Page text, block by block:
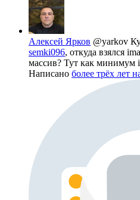
Алексей Ярков @yarkov
semki096, откуда взялся
массив? Тут как минимум
Написано более трёх лет